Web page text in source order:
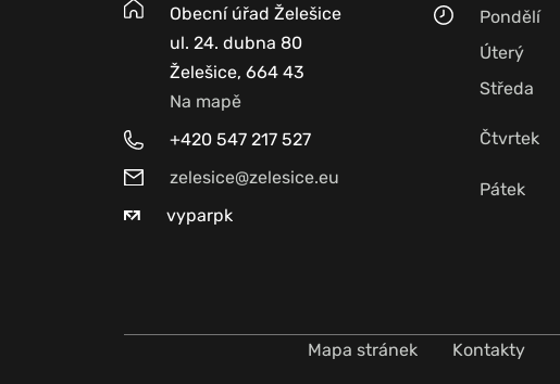
Obecní úřad Želešice
ul. 24. dubna 80
Želešice, 664 43
Na mapě
+420 547 217 527
zelesice@zelesice.eu
vyparpk
Pondělí
Úterý
Středa
Čtvrtek
Pátek
Mapa stránek Kontakty